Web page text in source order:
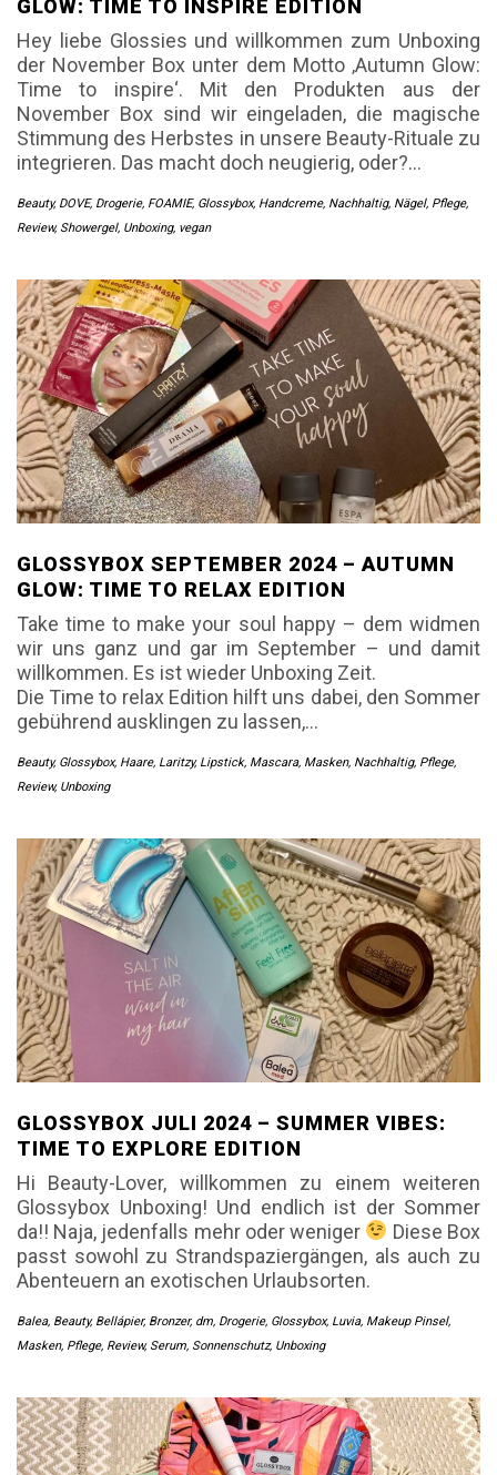
GLOW: TIME TO INSPIRE EDITION
Hey liebe Glossies und willkommen zum Unboxing
der November Box unter dem Motto ‚Autumn Glow:
Time to inspire‘. Mit den Produkten aus der
November Box sind wir eingeladen, die magische
Stimmung des Herbstes in unsere Beauty-Rituale zu
integrieren. Das macht doch neugierig, oder?…
Beauty, DOVE, Drogerie, FOAMIE, Glossybox, Handcreme, Nachhaltig, Nägel, Pflege,
Review, Showergel, Unboxing, vegan
GLOSSYBOX SEPTEMBER 2024 – AUTUMN
GLOW: TIME TO RELAX EDITION
Take time to make your soul happy – dem widmen
wir uns ganz und gar im September – und damit
willkommen. Es ist wieder Unboxing Zeit.
Die Time to relax Edition hilft uns dabei, den Sommer
gebührend ausklingen zu lassen,…
Beauty, Glossybox, Haare, Laritzy, Lipstick, Mascara, Masken, Nachhaltig, Pflege,
Review, Unboxing
GLOSSYBOX JULI 2024 – SUMMER VIBES:
TIME TO EXPLORE EDITION
Hi Beauty-Lover, willkommen zu einem weiteren
Glossybox Unboxing! Und endlich ist der Sommer
da!! Naja, jedenfalls mehr oder weniger
Diese Box
passt sowohl zu Strandspaziergängen, als auch zu
Abenteuern an exotischen Urlaubsorten.
Balea, Beauty, Bellápier, Bronzer, dm, Drogerie, Glossybox, Luvia, Makeup Pinsel,
Masken, Pflege, Review, Serum, Sonnenschutz, Unboxing